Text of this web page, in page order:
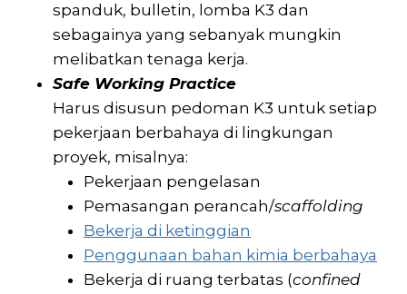
spanduk, bulletin, lomba K3 dan
sebagainya yang sebanyak mungkin
melibatkan tenaga kerja.
Safe Working Practice
Harus disusun pedoman K3 untuk setiap
pekerjaan berbahaya di lingkungan
proyek, misalnya:
Pekerjaan pengelasan
Pemasangan perancah/scaffolding
Bekerja di ketinggian
Penggunaan bahan kimia berbahaya
Bekerja di ruang terbatas (confined